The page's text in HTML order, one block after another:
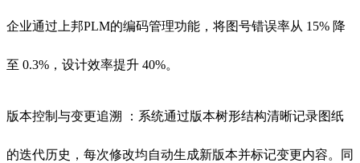
企业通过上邦PLM的编码管理功能，将图号错误率从 15% 降
至 0.3%，设计效率提升 40%。
版本控制与变更追溯 ：系统通过版本树形结构清晰记录图纸
的迭代历史，每次修改均自动生成新版本并标记变更内容。同